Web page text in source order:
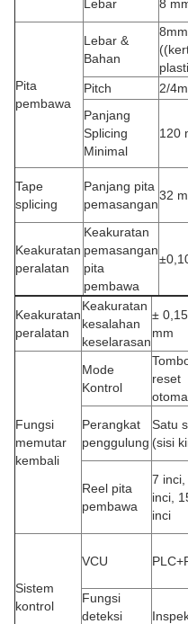
Lebar 8
Pita
pembawa
Lebar &
Bahan
8mm
Pitch 2/
Panjang
Splicing
Minimal
120
Tape
splicing
Panjang pita
pemasangan
32
Keakuratan
peralatan
Keakuratan
pemasangan
pita
pembawa
Keakuratan
peralatan
Keakuratan
kesalahan
keselarasan
± 0,15
mm
Fungsi
memutar
kembali
Mode
Kontrol
reset
Perangkat
penggulung
Satu
(sisi
Reel pita
pembawa
7 inci,
inci,
inci
Sistem
kontrol
VCU
Fungsi
deteksi